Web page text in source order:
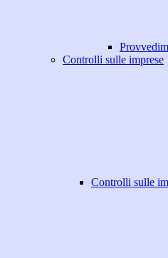
Controlli sulle imprese
Controlli sulle